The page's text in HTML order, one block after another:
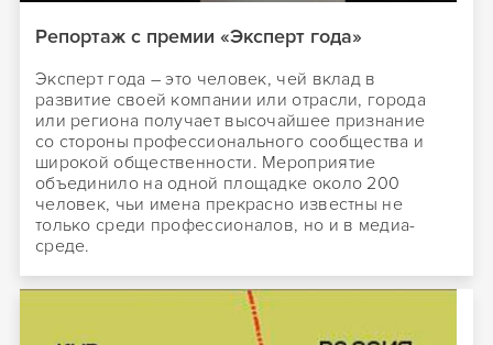
Репортаж с премии «Эксперт года»
Эксперт года – это человек, чей вклад в
развитие своей компании или отрасли, города
или региона получает высочайшее признание
со стороны профессионального сообщества и
широкой общественности. Мероприятие
объединило на одной площадке около 200
человек, чьи имена прекрасно известны не
только среди профессионалов, но и в медиа-
среде.